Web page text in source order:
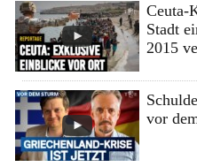
Ceuta-
Stadt
2015
vor